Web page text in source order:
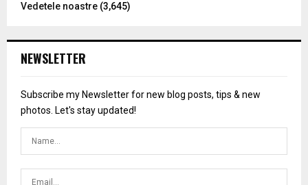
Vedetele noastre (3,645)
NEWSLETTER
Subscribe my Newsletter for new blog posts, tips & new
photos. Let's stay updated!